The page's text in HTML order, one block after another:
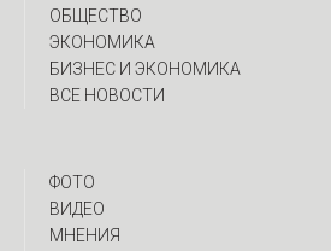
ОБЩЕСТВО
ЭКОНОМИКА
БИЗНЕС И ЭКОНОМИКА
ВСЕ НОВОСТИ
ФОТО
ВИДЕО
МНЕНИЯ